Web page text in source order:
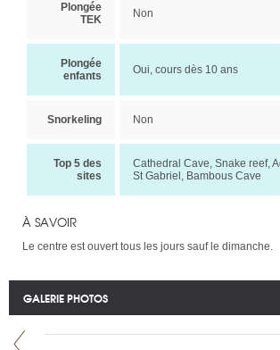
Plongée
TEK
Non
Plongée
enfants
Oui, cours dès 10 ans
Snorkeling Non
Top 5 des
sites
Cathedral Cave, Snake reef,
St Gabriel, Bambous Cave
À SAVOIR
Le centre est ouvert tous les jours sauf le dimanche.
GALERIE PHOTOS